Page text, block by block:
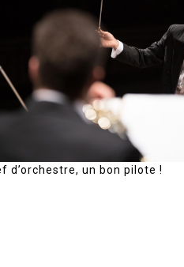
d’orchestre, un bon pilote !